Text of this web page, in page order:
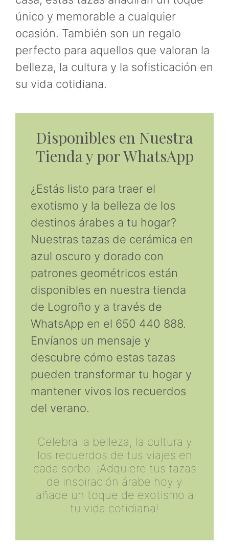
único y memorable a cualquier
ocasión. También son un regalo
perfecto para aquellos que valoran la
belleza, la cultura y la sofisticación en
su vida cotidiana.
Disponibles en Nuestra
Tienda y por WhatsApp
¿Estás listo para traer el
exotismo y la belleza de los
destinos árabes a tu hogar?
Nuestras tazas de cerámica en
azul oscuro y dorado con
patrones geométricos están
disponibles en nuestra tienda
de Logroño y a través de
WhatsApp en el 650 440 888.
Envíanos un mensaje y
descubre cómo estas tazas
pueden transformar tu hogar y
mantener vivos los recuerdos
del verano.
Celebra la belleza, la cultura y
los recuerdos de tus viajes en
cada sorbo. ¡Adquiere tus tazas
de inspiración árabe hoy y
añade un toque de exotismo a
tu vida cotidiana!